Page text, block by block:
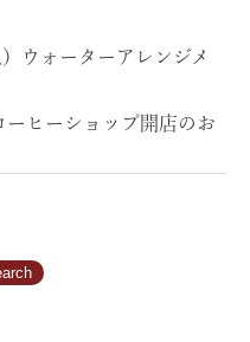
ウォーターアレンジメ
ヒーショップ開店のお